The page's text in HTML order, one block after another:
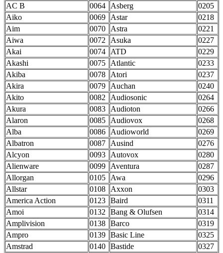
AC В
0064 Asberg
0205
Aiko
0069 Astar
0218
Aim
0070 Astra
0221
Aiwa
0072 Asuka
0227
Akai
0074 ATD
0229
Akashi
0075 Atlantic
0233
Akiba
0078 Atori
0237
Akira
0079 Auchan
0240
Akito
0082 Audiosonic
0264
Akura
0083 Audioton
0266
Alaron
0085 Audiovox
0268
Alba
0086 Audioworld
0269
Albatron
0087 Ausind
0276
Alcyon
0093 Autovox
0280
Alienware
0099 Aventura
0287
Allorgan
0105 Awa
0296
Allstar
0108 Axxon
0303
America Action
0123 Baird
0311
Amoi
0132 Bang & Olufsen
0314
Amplivision
0138 Barco
0319
Ampro
0139 Basic Line
0325
Amstrad
0140 Bastide
0327